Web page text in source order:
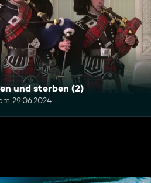
und sterben (2)
29.06.2024